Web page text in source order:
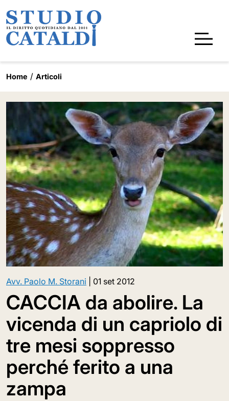
Home Articoli
Avv. Paolo M. Storani 01 set 2012
CACCIA da abolire. La
vicenda di un capriolo di
tre mesi soppresso
perché ferito a una
zampa